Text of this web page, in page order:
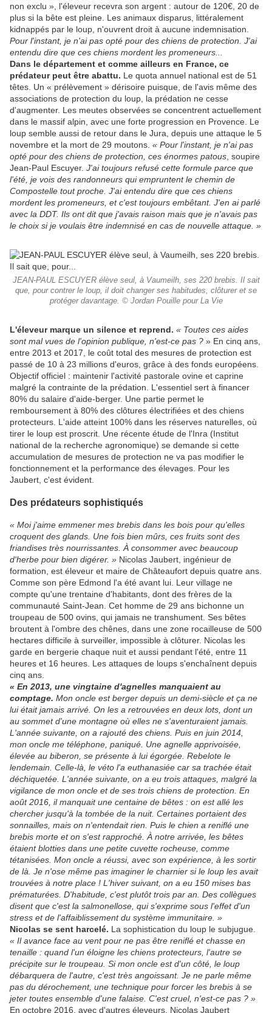
non exclu », l'éleveur recevra son argent : autour de 120€, 20 de
plus si la bête est pleine. Les animaux disparus, littéralement
kidnappés par le loup, n'ouvrent droit à aucune indemnisation.
Pour l'instant, je n'ai pas opté pour des chiens de protection. J'ai
entendu dire que ces chiens mordent les promeneurs...
Dans le département et comme ailleurs en France, ce
prédateur peut être abattu. Le quota annuel national est de 51
têtes. Un « prélèvement » dérisoire puisque, de l'avis même des
associations de protection du loup, la prédation ne cesse
d'augmenter. Les meutes observées se concentrent actuellement
dans le massif alpin, avec une forte progression en Provence. Le
loup semble aussi de retour dans le Jura, depuis une attaque le 5
novembre et la mort de 29 moutons. « Pour l'instant, je n'ai pas
opté pour des chiens de protection, ces énormes patous , soupire
Jean-Paul Escuyer. J'ai toujours refusé cette formule parce que
l'été, je vois des randonneurs qui empruntent le chemin de
Compostelle tout proche. J'ai entendu dire que ces chiens
mordent les promeneurs, et c'est toujours embêtant. J'en ai parlé
avec la DDT. Ils ont dit que j'avais raison mais que je n'avais pas
le choix si je voulais être indemnisé en cas de nouvelle attaque. »
JEAN-PAUL ESCUYER élève seul, à Vaumeilh, ses 220 brebis. Il sait
que, pour contrer le loup, il doit changer ses habitudes, clôturer et se
protéger davantage. © Jordan Pouille pour La Vie
L'éleveur marque un silence et reprend. « Toutes ces aides
sont mal vues de l'opinion publique, n'est-ce pas ? » En cinq ans,
entre 2013 et 2017, le coût total des mesures de protection est
passé de 10 à 23 millions d'euros, grâce à des fonds européens.
Objectif officiel : maintenir l'activité pastorale ovine et caprine
malgré la contrainte de la prédation. L'essentiel sert à financer
80% du salaire d'aide-berger. Une partie permet le
remboursement à 80% des clôtures électrifiées et des chiens
protecteurs. L'aide atteint 100% dans les réserves naturelles, où
tirer le loup est proscrit. Une récente étude de l'Inra (Institut
national de la recherche agronomique) se demande si cette
accumulation de mesures de protection ne va pas modifier le
fonctionnement et la performance des élevages. Pour les
Jaubert, c'est évident.
Des prédateurs sophistiqués
« Moi j'aime emmener mes brebis dans les bois pour qu'elles
croquent des glands. Une fois bien mûrs, ces fruits sont des
friandises très nourrissantes. À consommer avec beaucoup
d'herbe pour bien digérer. » Nicolas Jaubert, ingénieur de
formation, est éleveur et maire de Châteaufort depuis quatre ans.
Comme son père Edmond l'a été avant lui. Leur village ne
compte qu'une trentaine d'habitants, dont des frères de la
communauté Saint-Jean. Cet homme de 29 ans bichonne un
troupeau de 500 ovins, qui jamais ne transhument. Ses bêtes
broutent à l'ombre des chênes, dans une zone rocailleuse de 500
hectares difficile à surveiller, impossible à clôturer. Nicolas les
garde en bergerie chaque nuit et aussi pendant l'été, entre 11
heures et 16 heures. Les attaques de loups s'enchaînent depuis
cinq ans.
« En 2013, une vingtaine d'agnelles manquaient au
comptage. Mon oncle est berger depuis un demi-siècle et ça ne
lui était jamais arrivé. On les a retrouvées en deux lots, dont un
au sommet d'une montagne où elles ne s'aventuraient jamais.
L'année suivante, on a rajouté des chiens. Puis en juin 2014,
mon oncle me téléphone, paniqué. Une agnelle apprivoisée,
élevée au biberon, se présente à lui égorgée. Rebelote le
lendemain. Celle-là, le véto l'a euthanasiée car sa trachée était
déchiquetée. L'année suivante, on a eu trois attaques, malgré la
vigilance de mon oncle et de ses trois chiens de protection. En
août 2016, il manquait une centaine de bêtes : on est allé les
chercher jusqu'à la tombée de la nuit. Certaines portaient des
sonnailles, mais on n'entendait rien. Puis le chien a reniflé une
brebis morte et on s'est rapproché. À notre arrivée, les bêtes
étaient blotties dans une petite cuvette rocheuse, comme
tétanisées. Mon oncle a réussi, avec son expérience, à les sortir
de là. Je n'ose même pas imaginer le charnier si le loup les avait
trouvées à notre place ! L'hiver suivant, on a eu 150 mises bas
prématurées. D'habitude, c'est plutôt trois par an. Des collègues
disent que c'est la salmonellose, qui s'exprime sous l'effet d'un
stress et de l'affaiblissement du système immunitaire. »
Nicolas se sent harcelé. La sophistication du loup le subjugue.
« Il avance face au vent pour ne pas être reniflé et chasse en
tenaille : quand l'un éloigne les chiens protecteurs, l'autre se
précipite sur le troupeau. Si mon oncle est d'un côté, le loup
débarquera de l'autre, c'est très angoissant. Je ne parle même
pas du dérochement, une technique pour forcer les brebis à se
jeter toutes ensemble d'une falaise. C'est cruel, n'est-ce pas ? »
En octobre 2016, avec d'autres éleveurs, Nicolas Jaubert